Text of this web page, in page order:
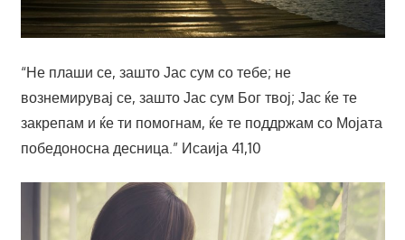
“Не плаши се, зашто Јас сум со тебе; не
вознемирувај се, зашто Јас сум Бог твој; Јас ќе те
закрепам и ќе ти помогнам, ќе те поддржам со Мојата
победоносна десница.” Исаија 41,10